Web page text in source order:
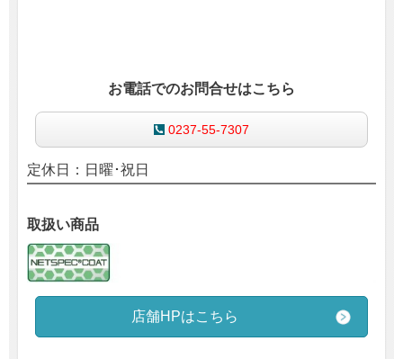
お電話でのお問合せはこちら
0237-55-7307
定休日：日曜･祝日
取扱い商品
店舗HPはこちら